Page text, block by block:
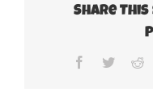
Share This
Facebook
Twitter